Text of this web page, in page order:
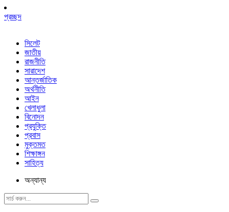
প্রচ্ছদ
সিলেট
জাতীয়
রাজনীতি
সারাদেশ
আন্তর্জাতিক
অর্থনীতি
আইন
খেলাধুলা
বিনোদন
প্রযুক্তি
প্রবাস
মুক্তমত
শিক্ষাঙ্গন
সাহিত্য
অন্যান্য